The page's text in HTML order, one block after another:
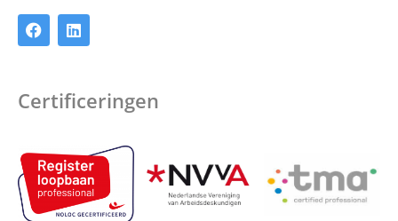
Certificeringen